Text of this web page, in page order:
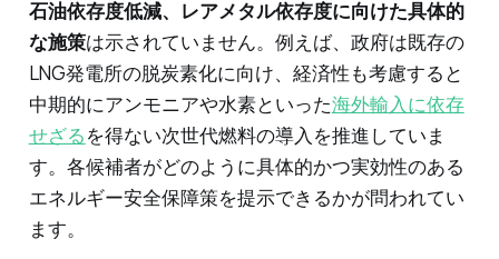
石油依存度低減、レアメタル依存度に向けた具体的
な施策は示されていません。例えば、政府は既存の
LNG発電所の脱炭素化に向け、経済性も考慮すると
中期的にアンモニアや水素といった海外輸入に依存
せざるを得ない次世代燃料の導入を推進していま
す。各候補者がどのように具体的かつ実効性のある
エネルギー安全保障策を提示できるかが問われてい
ます。